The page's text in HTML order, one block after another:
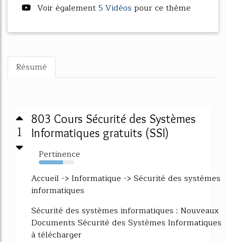
Voir également5 Vidéos pour ce thème
Résumé
1
803 Cours Sécurité des Systèmes
Informatiques gratuits (SSI)
Pertinence
69%
Accueil -> Informatique -> Sécurité des systèmes
informatiques
Sécurité des systèmes informatiques : Nouveaux
Documents Sécurité des Systèmes Informatiques
à télécharger